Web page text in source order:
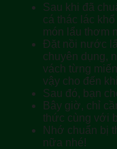
Sau khi đã
cá thác lác
món lẩu thơm
Đặt nồi nước
chuyên dụng,
vách từng
vậy cho đến
Sau đó, bạn
Bây giờ, chỉ
thức cùng với
Nhớ chuẩn bị
nữa nhé!